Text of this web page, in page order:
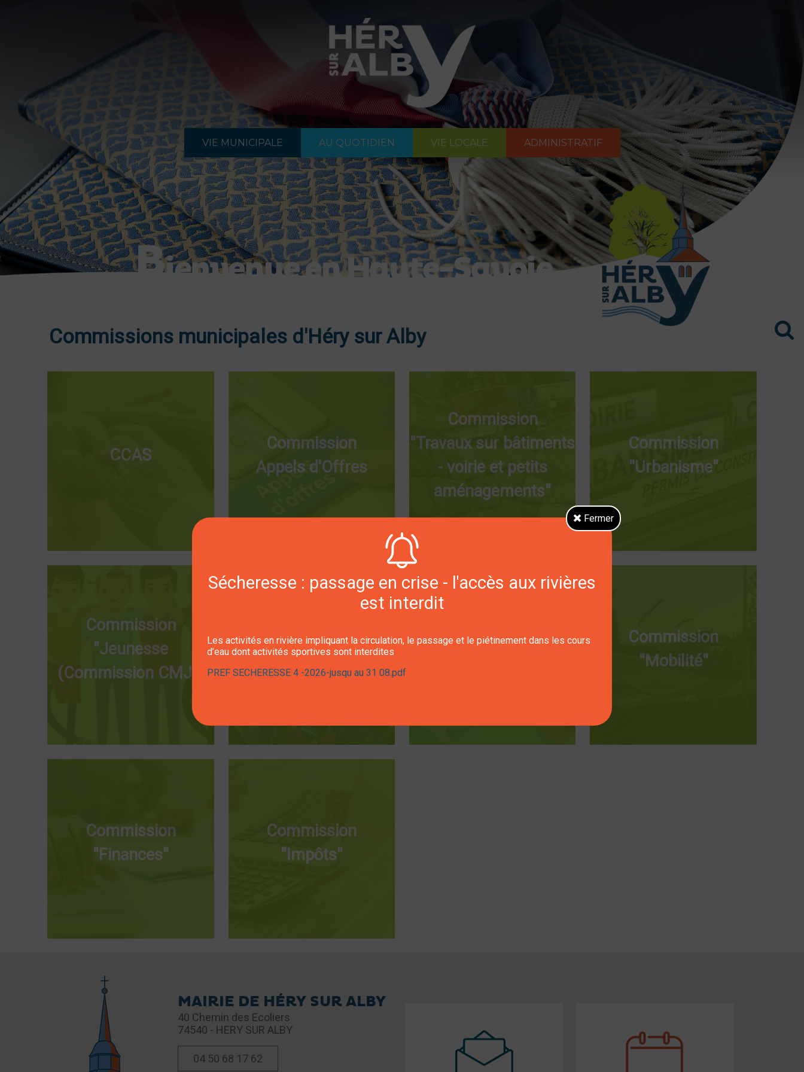
VIE MUNICIPALE AU QUOTIDIEN VIE LOCALE ADMINISTRATIF
Commissions municipales d'Héry sur Alby
CCAS
Commission
Appels d'Offres
Commission
"Travaux sur bâtiments
- voirie et petits
aménagements"
Commission
"Urbanisme"
Commission
"Jeunesse
(Commission CMJ)"
"Vie sociale
associative, vie
"Communication et
Commission
"Mobilité"
Commission
"Finances"
Commission
"Impôts"
MAIRIE DE HÉRY SUR ALBY
40 Chemin des Ecoliers
74540 - HERY SUR ALBY
04 50 68 17 62
Fermer
Sécheresse : passage en crise - l'accès aux rivières
est interdit
Les activités en rivière impliquant la circulation, le passage et le piétinement dans les cours
d’eau dont activités sportives sont interdites
PREF SECHERESSE 4 -2026-jusqu au 31 08.pdf